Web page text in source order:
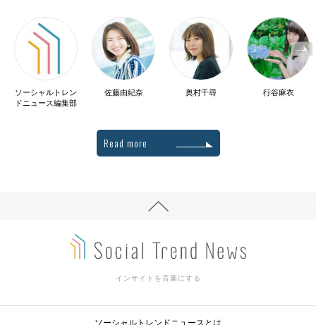
ソーシャルトレン
ドニュース編集部
佐藤由紀奈 奥村千尋 行谷麻衣
Read more
インサイトを言葉にする
ソーシャルトレンドニュースとは